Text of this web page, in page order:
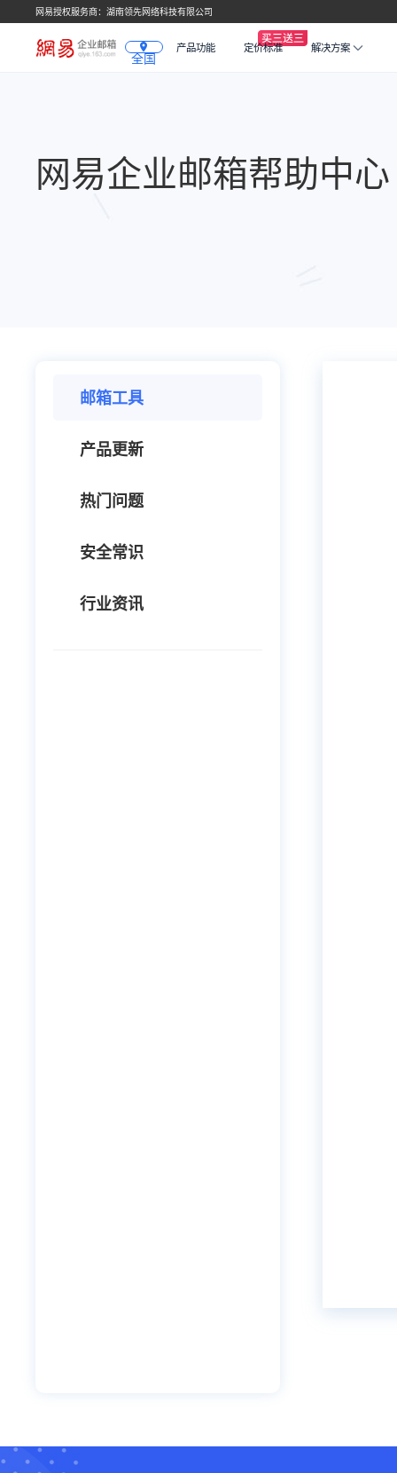
网易授权服务商：湖南领先网络科技有限公司
全国
产品功能 定价标准 解决方案
网易企业邮箱帮助中心
邮箱工具
产品更新
热门问题
安全常识
行业资讯